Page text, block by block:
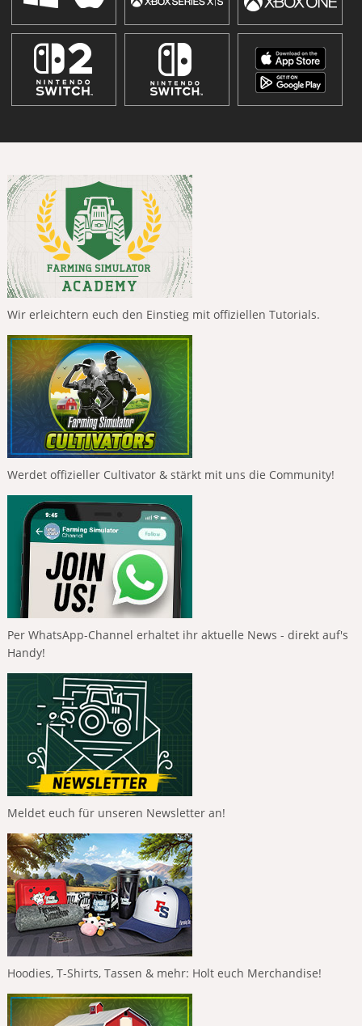
Wir erleichtern euch den Einstieg mit offiziellen Tutorials.
Werdet offizieller Cultivator & stärkt mit uns die Community!
Per WhatsApp-Channel erhaltet ihr aktuelle News - direkt auf's
Handy!
Meldet euch für unseren Newsletter an!
Hoodies, T-Shirts, Tassen & mehr: Holt euch Merchandise!